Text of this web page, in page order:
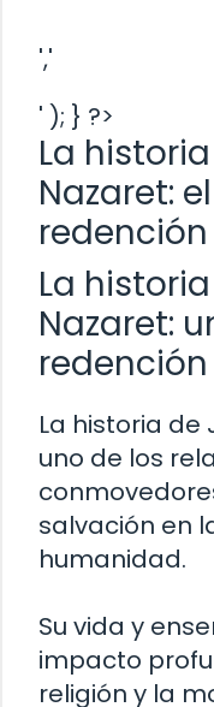
','
' ); } ?>
La
Nazaret:
redención
La
Nazaret:
La historia de
uno de los
salvación en
humanidad.
Su vida y
impacto
religión y la